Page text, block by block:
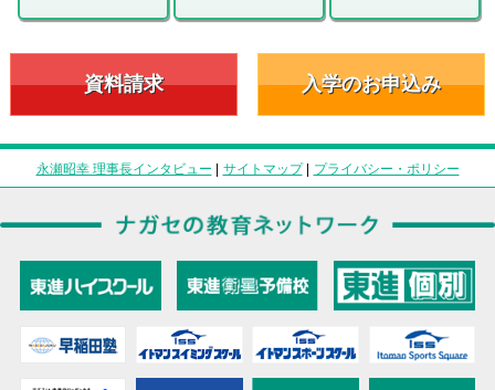
資料請求 入学のお申込み
永瀬昭幸 理事長インタビュー | サイトマップ| プライバシー・ポリシー